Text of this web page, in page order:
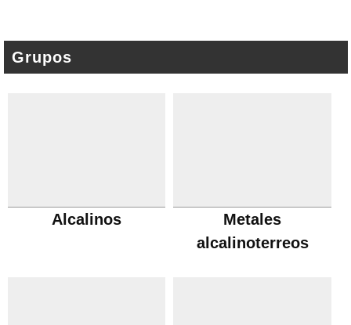
Grupos
Alcalinos
Metales
alcalinoterreos